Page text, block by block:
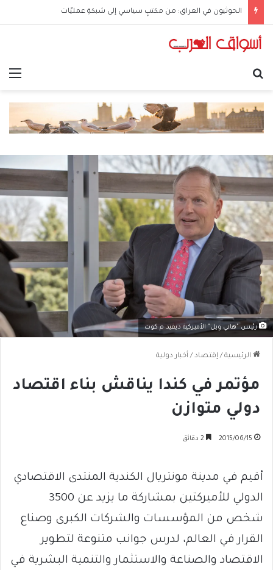
الحوثيون في العراق: من مكتبٍ سياسي إلى شبكةِ عمليّات
رئيس "هاني ويل" الأميركية ديفيد م كوت
الرئيسية / إقتصاد / أخبار دولية
مؤتمر في كندا يناقش بناء اقتصاد
دولي متوازن
2015/06/15
أقيم في مدينة مونتريال الكندية المنتدى الاقتصادي
الدولي للأميركتين بمشاركة ما يزيد عن 3500
شخص من المؤسسات والشركات الكبرى وصناع
القرار في العالم، لدرس جوانب متنوعة لتطوير
الاقتصاد والصناعة والاستثمار والتنمية البشرية في